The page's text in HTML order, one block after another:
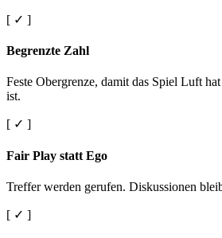
[ ✓ ]
Begrenzte Zahl
Feste Obergrenze, damit das Spiel Luft
ist.
[ ✓ ]
Fair Play statt Ego
Treffer werden gerufen. Diskussionen
[ ✓ ]